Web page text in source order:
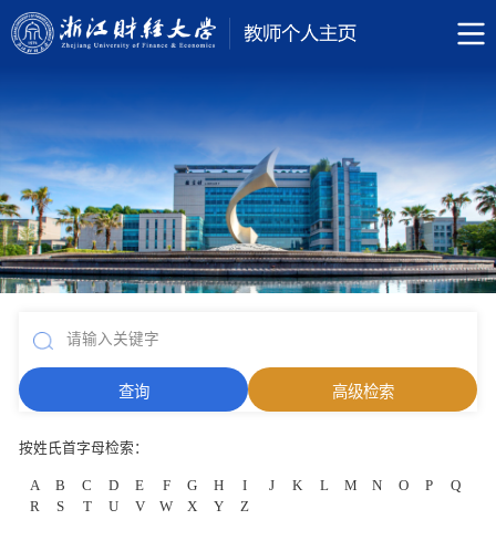
按姓氏首字母检索：
A B C D E F G H I J K L M N O P
Q
R
S T U V W X Y Z